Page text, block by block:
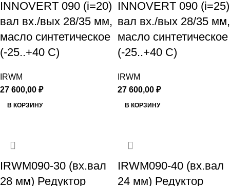
INNOVERT 090 (i=20)
вал вх./вых 28/35 мм,
масло синтетическое
(-25..+40 С)
IRWM
27 600,00 ₽
В КОРЗИНУ
INNOVERT 090 (i=25)
вал вх./вых 28/35 мм,
масло синтетическое
(-25..+40 С)
IRWM
27 600,00 ₽
В КОРЗИНУ
IRWM090-30 (вх.вал
28 мм) Редуктор
IRWM090-40 (вх.вал
24 мм) Редуктор